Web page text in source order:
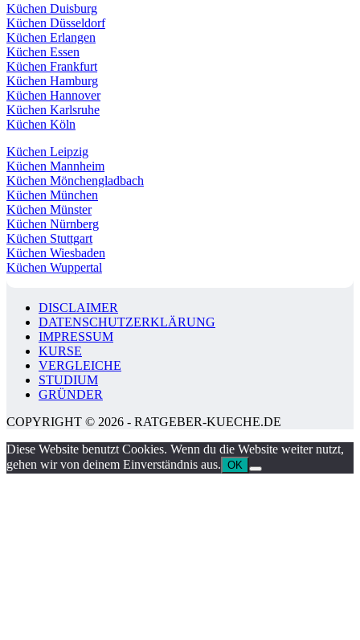
Küchen Duisburg
Küchen Düsseldorf
Küchen Erlangen
Küchen Essen
Küchen Frankfurt
Küchen Hamburg
Küchen Hannover
Küchen Karlsruhe
Küchen Köln
Küchen Leipzig
Küchen Mannheim
Küchen Mönchengladbach
Küchen München
Küchen Münster
Küchen Nürnberg
Küchen Stuttgart
Küchen Wiesbaden
Küchen Wuppertal
DISCLAIMER
DATENSCHUTZERKLÄRUNG
IMPRESSUM
KURSE
VERGLEICHE
STUDIUM
GRÜNDER
COPYRIGHT © 2026 - RATGEBER-KUECHE.DE
Diese Website benutzt Cookies. Wenn du die Website weiter nutzt,
gehen wir von deinem Einverständnis aus. OK